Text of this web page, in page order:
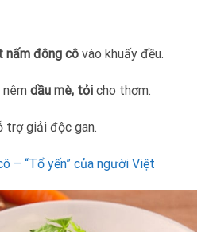
nấm đông côvào khuấy đều.
nêm dầu mè, tỏicho thơm.
trợ giải độc gan.
– “Tổ yến” của người Việt